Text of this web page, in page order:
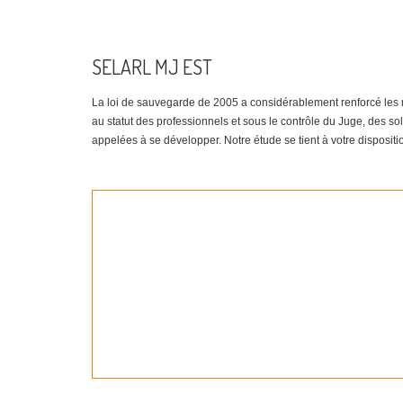
SELARL MJ EST
La loi de sauvegarde de 2005 a considérablement renforcé
au statut des professionnels et sous le contrôle du Juge, des
appelées à se développer. Notre étude se tient à votre